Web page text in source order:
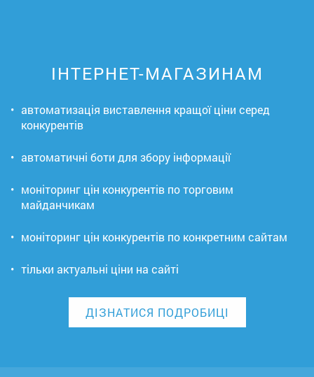
ІНТЕРНЕТ-МАГАЗИНАМ
• автоматизація виставлення кращої ціни серед
конкурентів
• автоматичні боти для збору інформації
• моніторинг цін конкурентів по торговим
майданчикам
• моніторинг цін конкурентів по конкретним сайтам
• тільки актуальні ціни на сайті
ДІЗНАТИСЯ ПОДРОБИЦІ